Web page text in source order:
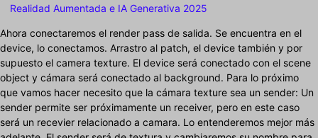
Realidad Aumentada e IA Generativa 2025
Ahora conectaremos el render pass de salida. Se encuentra en el
device, lo conectamos. Arrastro al patch, el device también y por
supuesto el camera texture. El device será conectado con el scene
object y cámara será conectado al background. Para lo próximo
que vamos hacer necesito que la cámara texture sea un sender: Un
sender permite ser próximamente un receiver, pero en este caso
será un recevier relacionado a camara. Lo entenderemos mejor más